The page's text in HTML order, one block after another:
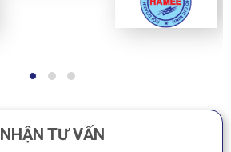
NHẬN TƯ VẤN